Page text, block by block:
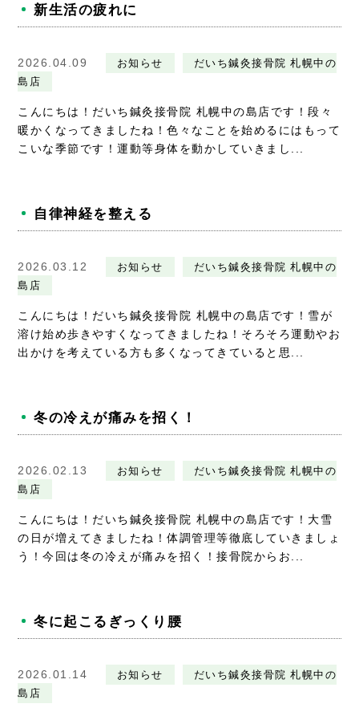
新生活の疲れに
2026.04.09 お知らせ
だいち鍼灸接骨院 札幌中の
島店
こんにちは！だいち鍼灸接骨院 札幌中の島店です！段々
暖かくなってきましたね！色々なことを始めるにはもって
こいな季節です！運動等身体を動かしていきまし...
自律神経を整える
2026.03.12 お知らせ
だいち鍼灸接骨院 札幌中の
島店
こんにちは！だいち鍼灸接骨院 札幌中の島店です！雪が
溶け始め歩きやすくなってきましたね！そろそろ運動やお
出かけを考えている方も多くなってきていると思...
冬の冷えが痛みを招く！
2026.02.13 お知らせ
だいち鍼灸接骨院 札幌中の
島店
こんにちは！だいち鍼灸接骨院 札幌中の島店です！大雪
の日が増えてきましたね！体調管理等徹底していきましょ
う！今回は冬の冷えが痛みを招く！接骨院からお...
冬に起こるぎっくり腰
2026.01.14 お知らせ
だいち鍼灸接骨院 札幌中の
島店